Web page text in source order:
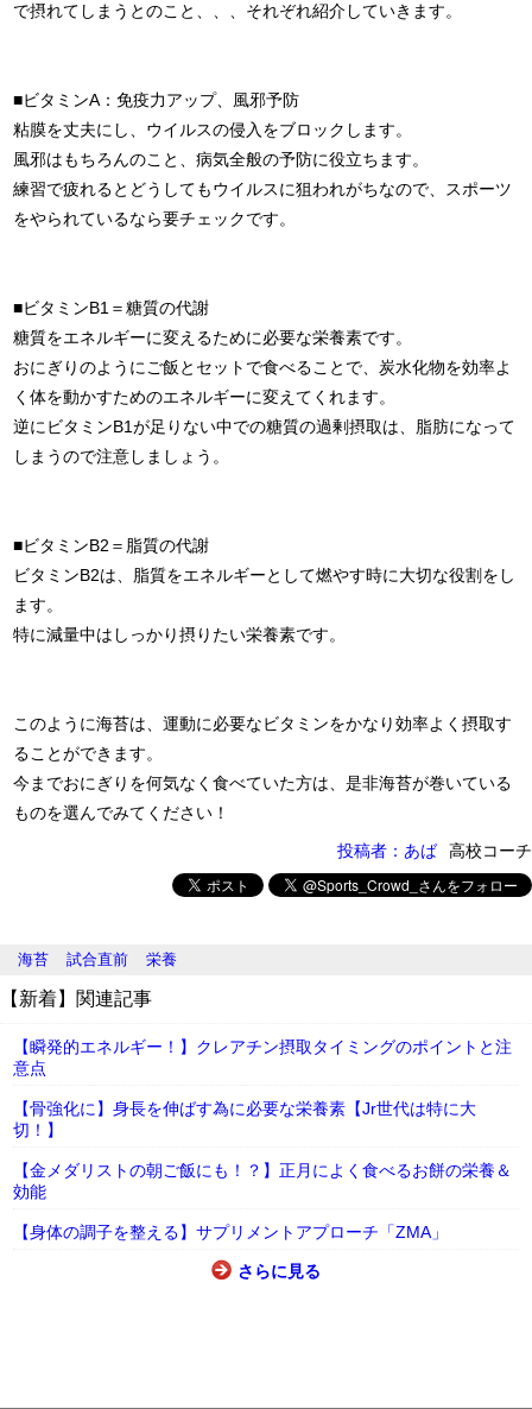
で摂れてしまうとのこと、、、それぞれ紹介していきます。
■ビタミンA：免疫力アップ、風邪予防
粘膜を丈夫にし、ウイルスの侵入をブロックします。
風邪はもちろんのこと、病気全般の予防に役立ちます。
練習で疲れるとどうしてもウイルスに狙われがちなので、スポーツ
をやられているなら要チェックです。
■ビタミンB1＝糖質の代謝
糖質をエネルギーに変えるために必要な栄養素です。
おにぎりのようにご飯とセットで食べることで、炭水化物を効率よ
く体を動かすためのエネルギーに変えてくれます。
逆にビタミンB1が足りない中での糖質の過剰摂取は、脂肪になって
しまうので注意しましょう。
■ビタミンB2＝脂質の代謝
ビタミンB2は、脂質をエネルギーとして燃やす時に大切な役割をし
ます。
特に減量中はしっかり摂りたい栄養素です。
このように海苔は、運動に必要なビタミンをかなり効率よく摂取す
ることができます。
今までおにぎりを何気なく食べていた方は、是非海苔が巻いている
ものを選んでみてください！
投稿者：あば
高校コーチ
海苔 試合直前 栄養
【新着】関連記事
【瞬発的エネルギー！】クレアチン摂取タイミングのポイントと注
意点
【骨強化に】身長を伸ばす為に必要な栄養素【Jr世代は特に大
切！】
【金メダリストの朝ご飯にも！？】正月によく食べるお餅の栄養＆
効能
【身体の調子を整える】サプリメントアプローチ「ZMA」
さらに見る